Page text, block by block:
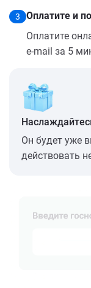
3
Оплатите и
Оплатите
e-mail за 5
Он будет уже
действовать